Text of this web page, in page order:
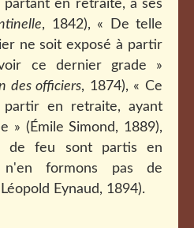
partant en retraite, à ses
, 1842), « De telle
ne soit exposé à partir
ce dernier grade »
des officiers, 1874), « Ce
en retraite, ayant
» (Émile Simond, 1889),
de feu sont partis en
formons pas de
Eynaud, 1894).